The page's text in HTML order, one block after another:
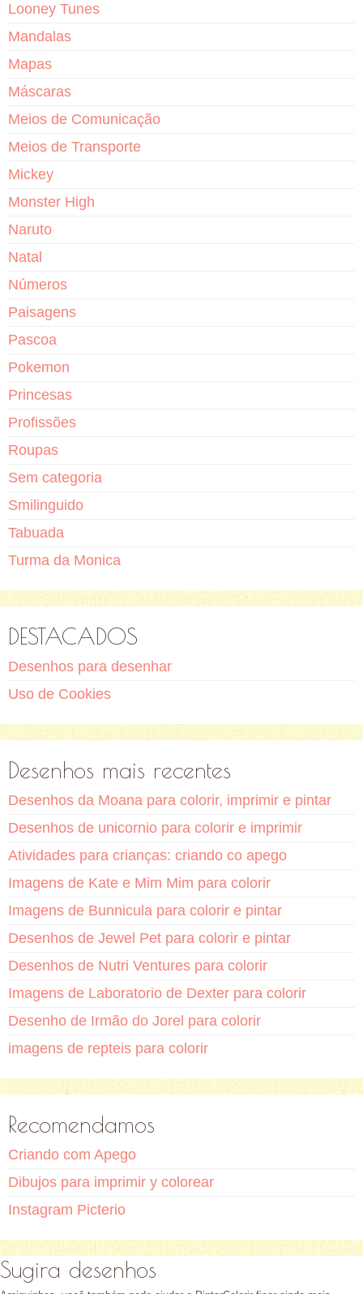
Looney Tunes
Mandalas
Mapas
Máscaras
Meios de Comunicação
Meios de Transporte
Mickey
Monster High
Naruto
Natal
Números
Paisagens
Pascoa
Pokemon
Princesas
Profissões
Roupas
Sem categoria
Smilinguido
Tabuada
Turma da Monica
DESTACADOS
Desenhos para desenhar
Uso de Cookies
Desenhos mais recentes
Desenhos da Moana para colorir, imprimir e pintar
Desenhos de unicornio para colorir e imprimir
Atividades para crianças: criando co apego
Imagens de Kate e Mim Mim para colorir
Imagens de Bunnicula para colorir e pintar
Desenhos de Jewel Pet para colorir e pintar
Desenhos de Nutri Ventures para colorir
Imagens de Laboratorio de Dexter para colorir
Desenho de Irmão do Jorel para colorir
imagens de repteis para colorir
Recomendamos
Criando com Apego
Dibujos para imprimir y colorear
Instagram Picterio
Sugira desenhos